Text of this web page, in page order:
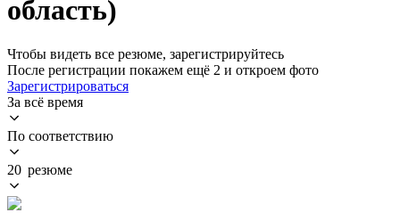
область)
Чтобы видеть все резюме, зарегистрируйтесь
После регистрации покажем ещё 2 и откроем фото
Зарегистрироваться
За всё время
По соответствию
20 резюме